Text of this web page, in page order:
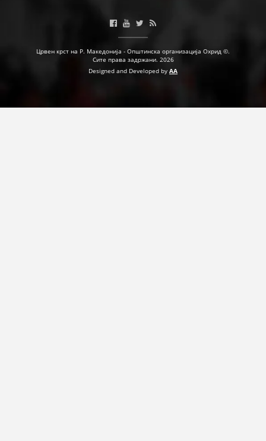
Црвен крст на Р. Македонија - Општинска организација Охрид ©.
Сите права задржани. 2026
Designed and Developed by AA